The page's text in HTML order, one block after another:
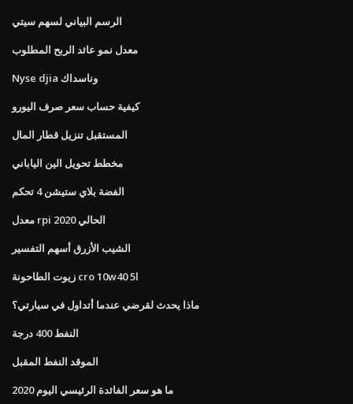
الرسم البياني لسهم سيتي
معدل نمو عائد الربح المطلوب
Nyse djia وناسداك
كيفية حساب سعر صرف اليورو
المستقبل تنزيل قطار المال
مخطط تحويل الين الياباني
الفضة بلاي ستيشن 4 تحكم
معدل rpi الحالي 2020
الشيب الأزرق أسهم التفسير
زيوت الطاحونة cro 10w40 5l
ماذا يحدث لقرضي عندما أتداول في سيارتي؟
النفط 400 درجة
الموقد النفط المقبل
ما هو سعر الفائدة الرئيسي اليوم 2020